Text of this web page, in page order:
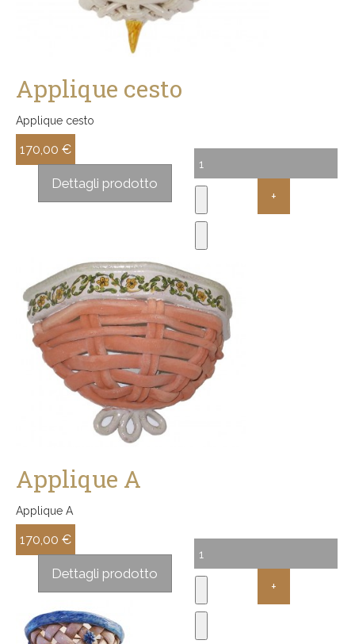
Applique cesto
Applique cesto
170,00 €
Dettagli prodotto
Applique A
Applique A
170,00 €
Dettagli prodotto